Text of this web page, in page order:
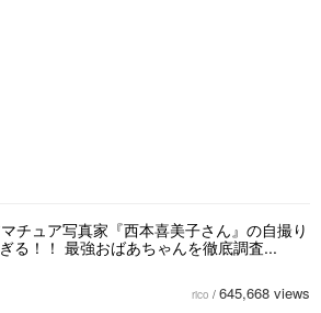
チュア写真家『西本喜美子さん』の自撮り
る！！ 最強おばあちゃんを徹底調査...
rico / 645,668 views